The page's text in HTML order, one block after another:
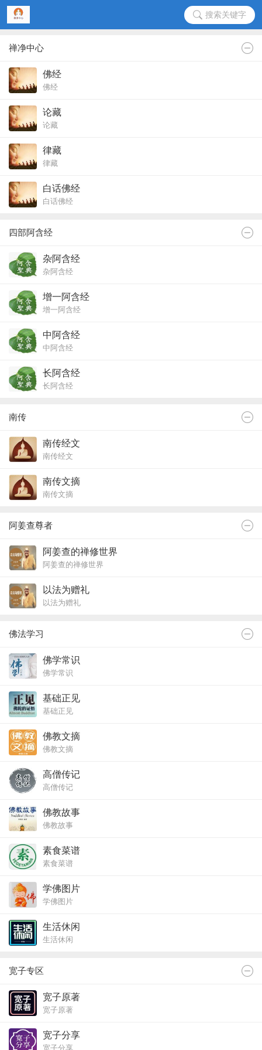
搜索关键字
禅净中心
佛经
佛经
论藏
论藏
律藏
律藏
白话佛经
白话佛经
四部阿含经
杂阿含经
杂阿含经
增一阿含经
增一阿含经
中阿含经
中阿含经
长阿含经
长阿含经
南传
南传经文
南传经文
南传文摘
南传文摘
阿姜查尊者
阿姜查的禅修世界
阿姜查的禅修世界
以法为赠礼
以法为赠礼
佛法学习
佛学常识
佛学常识
基础正见
基础正见
佛教文摘
佛教文摘
高僧传记
高僧传记
佛教故事
佛教故事
素食菜谱
素食菜谱
学佛图片
学佛图片
生活休闲
生活休闲
宽子专区
宽子原著
宽子原著
宽子分享
宽子分享